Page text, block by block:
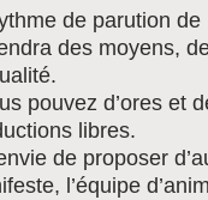
de parution
des moyens,
pouvez d’ores et
libres.
de proposer
l’équipe